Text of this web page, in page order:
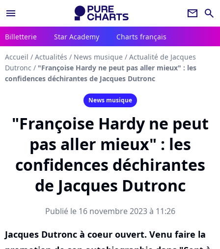
menu newsletter search
Billetterie Star Academy Charts français
Accueil / Actualités / News musique / Actualité de Jacques
Dutronc / "Françoise Hardy ne peut pas aller mieux" : les
confidences déchirantes de Jacques Dutronc
News musique
"Françoise Hardy ne peut
pas aller mieux" : les
confidences déchirantes
de Jacques Dutronc
Publié le 16 novembre 2023 à 11:26
Jacques Dutronc à coeur ouvert. Venu faire la